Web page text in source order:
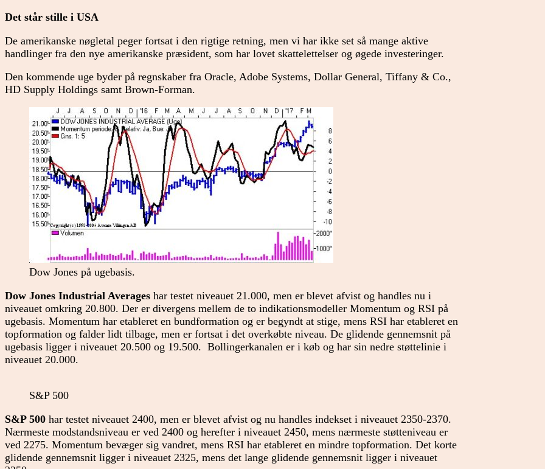
Det står stille i USA
De amerikanske nøgletal peger fortsat i den rigtige retning, men vi har ikke set så mange aktive
handlinger fra den nye amerikanske præsident, som har lovet skattelettelser og øgede investeringer.
Den kommende uge byder på regnskaber fra Oracle, Adobe Systems, Dollar General, Tiffany & Co.,
HD Supply Holdings samt Brown-Forman.
Dow Jones på ugebasis.
Dow Jones Industrial Averages har testet niveauet 21.000, men er blevet afvist og handles nu i
niveauet omkring 20.800. Der er divergens mellem de to indikationsmodeller Momentum og RSI på
ugebasis. Momentum har etableret en bundformation og er begyndt at stige, mens RSI har etableret en
topformation og falder lidt tilbage, men er fortsat i det overkøbte niveau. De glidende gennemsnit på
ugebasis ligger i niveauet 20.500 og 19.500. Bollingerkanalen er i køb og har sin nedre støttelinie i
niveauet 20.000.
S&P 500
S&P 500 har testet niveauet 2400, men er blevet afvist og nu handles indekset i niveauet 2350-2370.
Nærmeste modstandsniveau er ved 2400 og herefter i niveauet 2450, mens nærmeste støtteniveau er
ved 2275. Momentum bevæger sig vandret, mens RSI har etableret en mindre topformation. Det korte
glidende gennemsnit ligger i niveauet 2325, mens det lange glidende gennemsnit ligger i niveauet